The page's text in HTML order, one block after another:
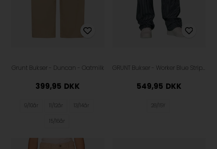
Grunt Bukser - Duncan - Oatmilk
399,95 DKK
9/10år 11/12år 13/14år
15/16år
GRUNT Bukser - Worker Blue Stripe - Navy
549,95 DKK
28/15Y